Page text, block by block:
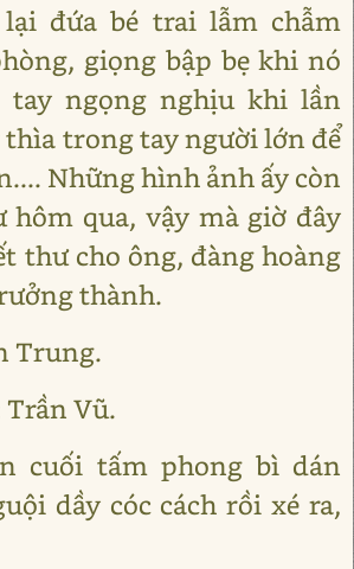
đứa bé trai lẫm chẫm
giọng bập bẹ khi nó
tay ngọng nghịu khi lần
thìa trong tay người lớn để
Những hình ảnh ấy còn
qua, vậy mà giờ đây
thư cho ông, đàng hoàng
thành.
Trung.
Vũ.
cuối tấm phong bì dán
dầy cóc cách rồi xé ra,